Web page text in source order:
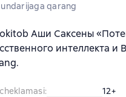
qarang
Аши Саксены
интеллекта
:
12+